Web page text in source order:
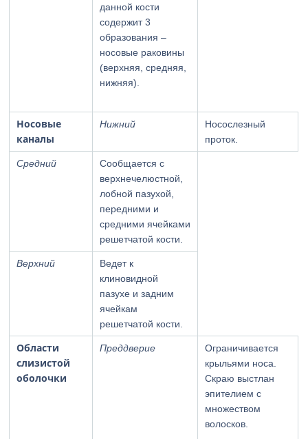
данной кости
содержит 3
образования –
носовые раковины
(верхняя, средняя,
нижняя).
Носовые
каналы
Нижний
Носослезный
проток.
Средний
Сообщается с
верхнечелюстной,
лобной пазухой,
передними и
средними ячейками
решетчатой кости.
Верхний
Ведет к
клиновидной
пазухе и задним
ячейкам
решетчатой кости.
Области
слизистой
оболочки
Преддверие
Ограничивается
крыльями носа.
Скраю выстлан
эпителием с
множеством
волосков.